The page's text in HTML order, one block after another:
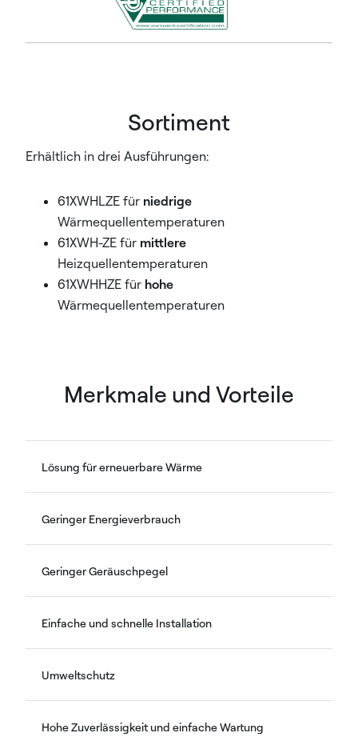
Sortiment
Erhältlich in drei Ausführungen:
61XWHLZE für niedrige
Wärmequellentemperaturen
61XWH-ZE für mittlere
Heizquellentemperaturen
61XWHHZE für hohe
Wärmequellentemperaturen
Merkmale und Vorteile
Lösung für erneuerbare Wärme
Geringer Energieverbrauch
Geringer Geräuschpegel
Einfache und schnelle Installation
Umweltschutz
Hohe Zuverlässigkeit und einfache Wartung